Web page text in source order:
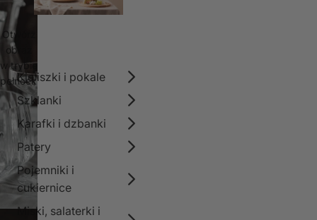
Kieliszki i pokale
Szklanki
Karafki i dzbanki
Patery
Pojemniki i
cukiernice
Miski, salaterki i
Otwórz
obraz
w trybie
pełnoekranowym